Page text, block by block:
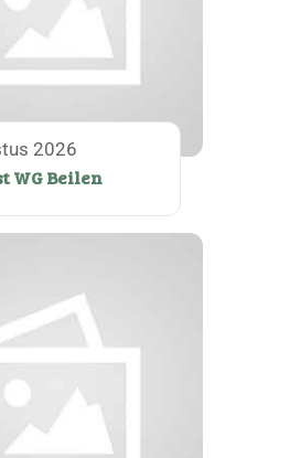
2026
WG Beilen